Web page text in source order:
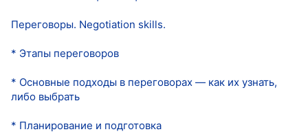
Переговоры. Negotiation skills.
* Этапы переговоров
* Основные подходы в переговорах — как их узнать,
либо выбрать
* Планирование и подготовка